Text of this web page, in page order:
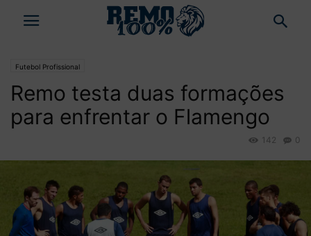
Futebol Profissional
Remo testa duas formações
para enfrentar o Flamengo
0
142